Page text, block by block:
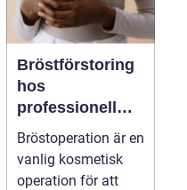
Bröstförstoring
hos
professionell
klinik i
Stockholm
Bröstoperation är en
vanlig kosmetisk
operation för att